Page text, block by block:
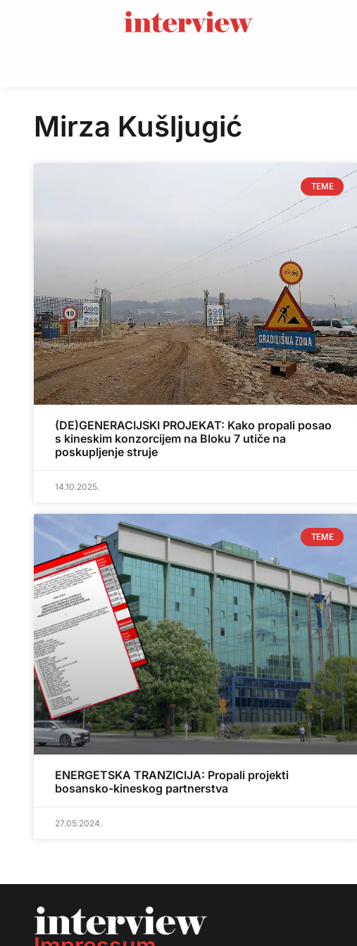
Mirza Kušljugić
TEME
(DE)GENERACIJSKI PROJEKAT: Kako propali posao
s kineskim konzorcijem na Bloku 7 utiče na
poskupljenje struje
14.10.2025.
TEME
ENERGETSKA TRANZICIJA: Propali projekti
bosansko-kineskog partnerstva
27.05.2024.